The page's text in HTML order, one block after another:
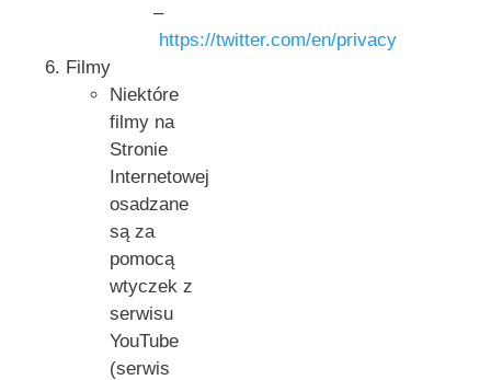
–
https://twitter.com/en/privacy
Filmy
Niektóre
filmy na
Stronie
Internetowej
osadzane
są za
pomocą
wtyczek z
serwisu
YouTube
(serwis